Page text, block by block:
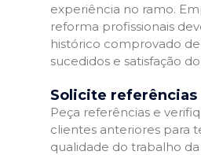
experiência no ramo.
reforma profissionais
histórico comprovado
sucedidos e satisfação
Solicite referências
Peça referências e
clientes anteriores para
qualidade do trabalho